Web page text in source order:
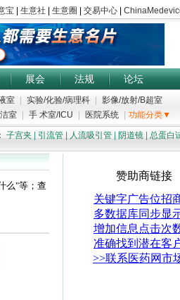
展会 法规 论坛
室 实验/化验/病理科
影像/放射/B超室
室 手 术室/ICU 医院系统 功能分类▼
子宫夹 引流管| 人流吸引管| 阴道镜| 总蛋白
么"等；查